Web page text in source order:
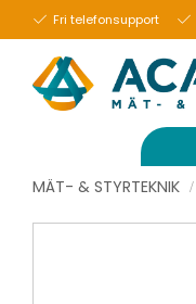
Fri telefonsupport
MÄT- & STYRTEKNIK